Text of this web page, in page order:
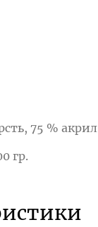
75 % акрил
гр.